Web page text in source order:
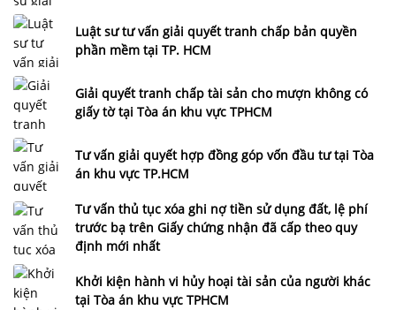
Luật sư tư vấn giải quyết tranh chấp bản quyền
phần mềm tại TP. HCM
Giải quyết tranh chấp tài sản cho mượn không có
giấy tờ tại Tòa án khu vực TPHCM
Tư vấn giải quyết hợp đồng góp vốn đầu tư tại Tòa
án khu vực TP.HCM
Tư vấn thủ tục xóa ghi nợ tiền sử dụng đất, lệ phí
trước bạ trên Giấy chứng nhận đã cấp theo quy
định mới nhất
Khởi kiện hành vi hủy hoại tài sản của người khác
tại Tòa án khu vực TPHCM